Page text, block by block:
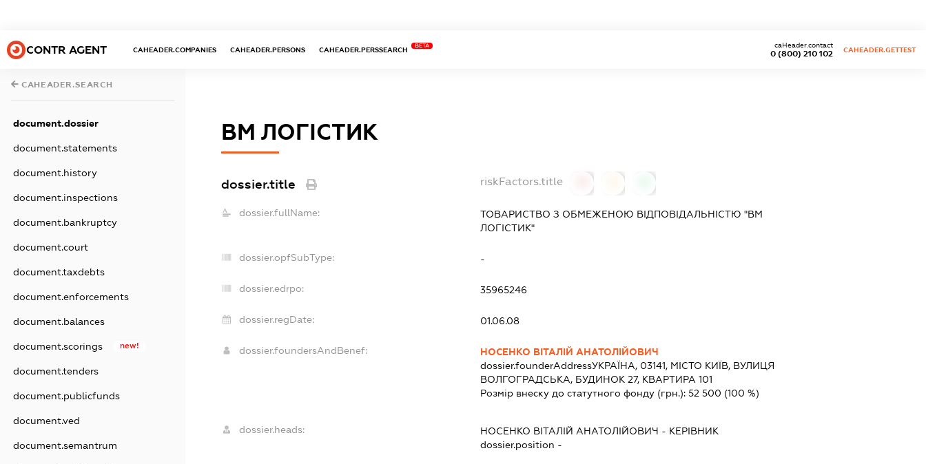
CONTR AGENT CAHEADER.COMPANIES CAHEADER.PERSONS CAHEADER.PERSSEARCH
BETA
0 (800) 210 102
caHeader.contact
CAHEADER.GETTEST
CAHEADER.SEARCH
document.dossier
document.statements
document.history
document.inspections
document.bankruptcy
document.court
document.taxdebts
document.enforcements
document.balances
document.scorings new!
document.tenders
document.publicfunds
document.ved
document.semantrum
ВМ ЛОГІСТИК
dossier.title riskFactors.title
dossier.fullName:
ТОВАРИСТВО З ОБМЕЖЕНОЮ ВІДПОВІДАЛЬНІСТЮ "ВМ
ЛОГІСТИК"
dossier.opfSubType: -
dossier.edrpo: 35965246
dossier.regDate: 01.06.08
dossier.foundersAndBenef:
НОСЕНКО ВІТАЛІЙ АНАТОЛІЙОВИЧ
dossier.founderAddressУКРАЇНА, 03141, МІСТО КИЇВ, ВУЛИЦЯ
ВОЛГОГРАДСЬКА, БУДИНОК 27, КВАРТИРА 101
Розмір внеску до статутного фонду (грн.):52 500 (100 %)
dossier.heads: НОСЕНКО ВІТАЛІЙ АНАТОЛІЙОВИЧ - КЕРІВНИК
dossier.position -